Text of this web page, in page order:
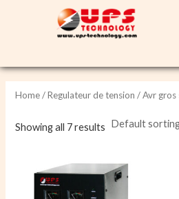
Home/Regulateur de tension / Avr gros
Showing all 7 results